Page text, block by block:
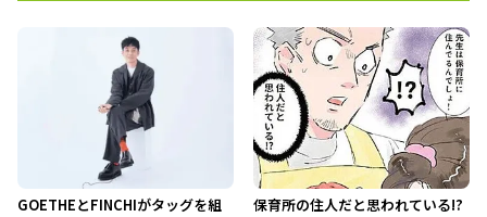
GOETHEとFINCHIがタッグを組
保育所の住人だと思われている!?